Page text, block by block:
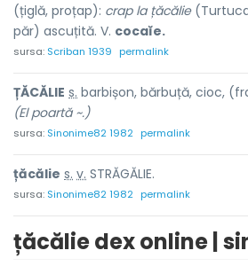
(țiglă, proțap): crap la țăcălie
păr) ascuțită. V. cocaĭe.
sursa: Scriban 1939 permalink
ȚĂCĂLIE s. barbișon, bărbuță, cioc,
(El poartă ~.)
sursa: Sinonime82 1982 permalink
țăcălie s. v. STRĂGĂLIE.
sursa: Sinonime82 1982 permalink
țăcălie dex online |